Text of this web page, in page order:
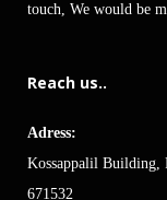
touch, We would be
Reach us..
Adress:
Kossappalil Building,
671532